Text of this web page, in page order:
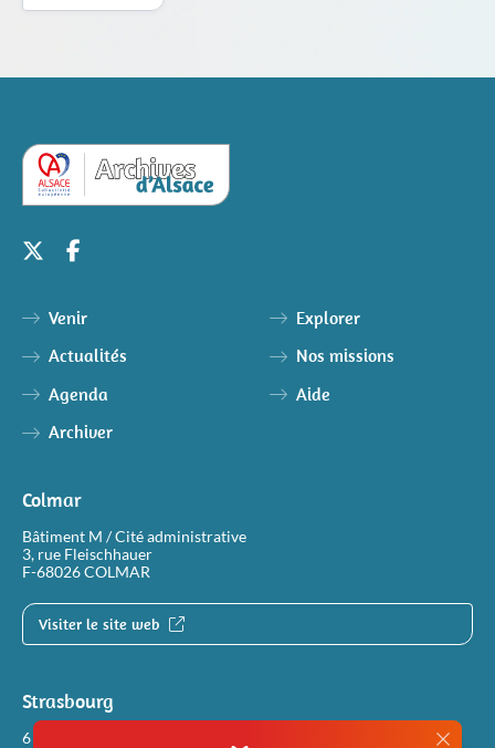
Venir
Actualités
Agenda
Archiver
Explorer
Nos missions
Aide
Colmar
Bâtiment M / Cité administrative
3, rue Fleischhauer
F-68026 COLMAR
Visiter le site web
Strasbourg
6 rue Philippe Dollinger